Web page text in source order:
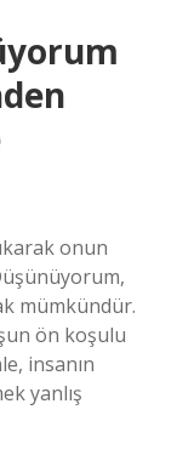
onun
mümkündür.
ön koşulu
insanın
yanlış